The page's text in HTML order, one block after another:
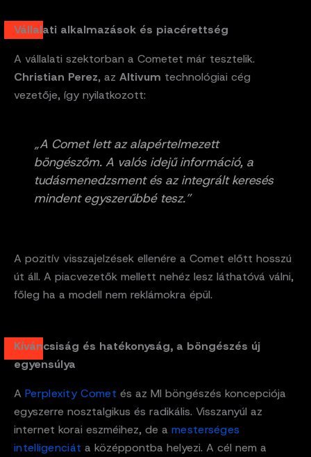
Vállalati alkalmazások és piacérettség
A vállalati szektorban a Cometet már tesztelik.
Christian Perez, az Altivum technológiai cég
vezetője, így nyilatkozott:
„A Comet lett az alapértelmezett
böngészőm. A valós idejű információ, a
tudásmenedzsment és az integrált keresés
mindent egyszerűbbé tesz.”
A pozitív visszajelzések ellenére a Comet előtt hosszú
út áll. A piacvezetők mellett nehéz lesz láthatóvá válni,
főleg ha a modell nem reklámokra épül.
Kíváncsiság és hatékonyság, a böngészés új
egyensúlya
A Perplexity Comet és az MI böngészés koncepciója
egyszerre nosztalgikus és radikális. Visszanyúl az
internet korai eszméihez, de a mesterséges
intelligenciát a középpontba helyezi. A cél nem a